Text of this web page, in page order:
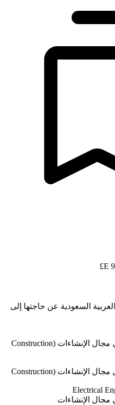
السعودية عن حاجتها إلى
خبرة لا تقل عن 10 سنوات في مجال الإنشاءات (Construction
خبرة لا تقل عن 10 سنوات في مجال الإنشاءات (Construction
Electrical